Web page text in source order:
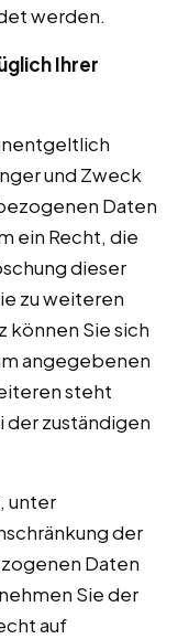
werden.
Ihrer
und Zweck
Daten
ein Recht, die
dieser
zu weiteren
können Sie sich
angegebenen
steht
zuständigen
unter
der
Daten
Sie der
auf